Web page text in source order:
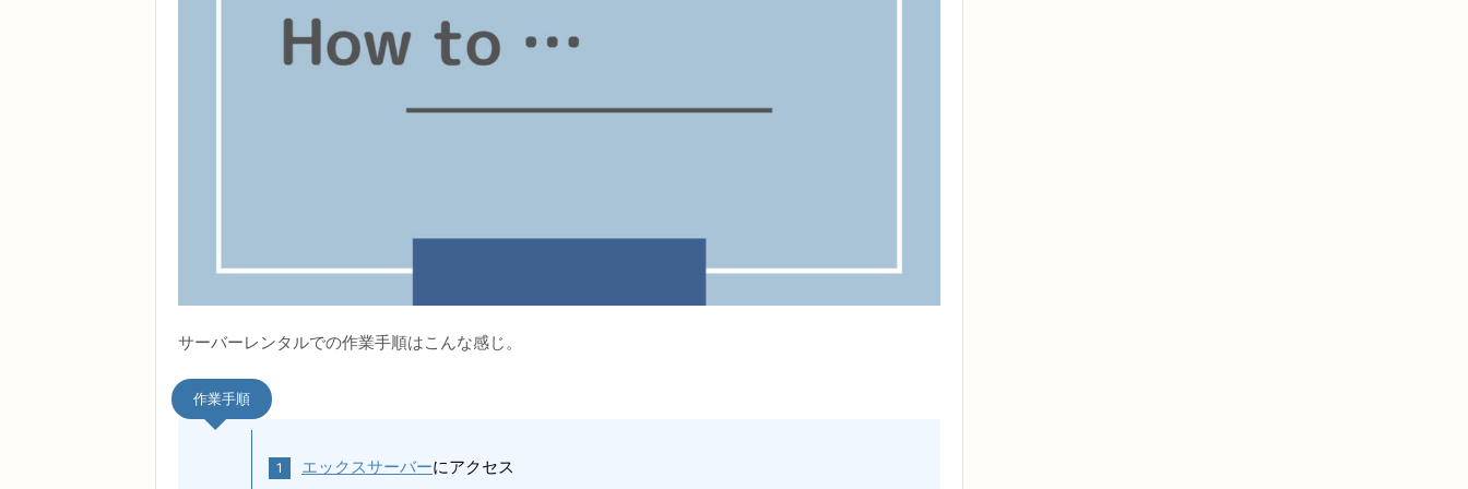
サーバーレンタルでの作業手順はこんな感じ。
作業手順
エックスサーバーにアクセス